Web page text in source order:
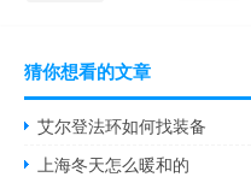
猜你想看的文章
艾尔登法环如何找装备
上海冬天怎么暖和的